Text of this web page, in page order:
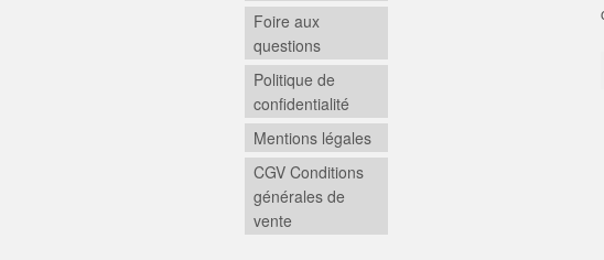
Foire aux
questions
Politique de
confidentialité
Mentions légales
CGV Conditions
générales de
vente